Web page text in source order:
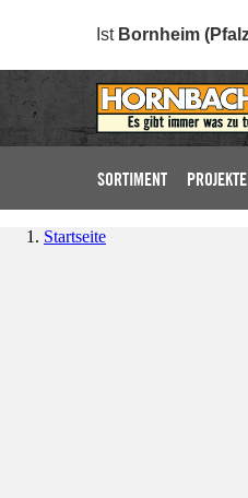
Ist Bornheim
SORTIMENT PROJEKTE
Startseite